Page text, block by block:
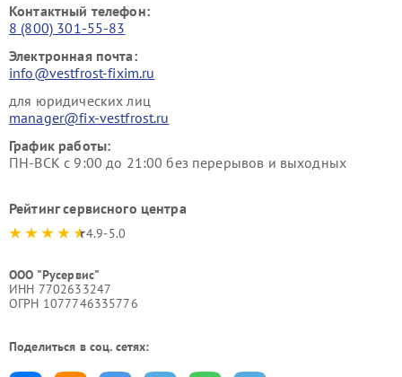
Контактный телефон:
8 (800) 301-55-83
Электронная почта:
info@vestfrost-fixim.ru
для юридических лиц
manager@fix-vestfrost.ru
График работы:
ПН-ВСК с 9:00 до 21:00 без перерывов и выходных
Рейтинг сервисного центра
4.9-5.0
ООО "Русервис"
ИНН 7702633247
ОГРН 1077746335776
Поделиться в соц. сетях: